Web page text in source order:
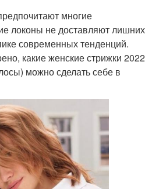
многие
локоны не доставляют лишних
современных тенденций.
какие женские стрижки 2022
можно сделать себе в